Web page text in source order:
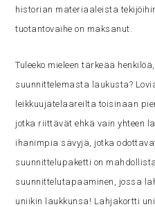
historian materiaaleista
tuotantovaihe on maksanut.
Tuleeko mieleen tärkeää
suunnittelemasta laukusta?
leikkuujätelaareilta toisinaan
jotka riittävät ehkä vain yhteen
ihanimpia sävyjä, jotka
suunnittelupaketti on
suunnittelutapaaminen, jossa
uniikin laukkunsa! Lahjakortti